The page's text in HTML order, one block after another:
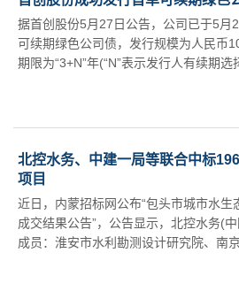
据首创股份5月27日公告，公司已于5月
可续期绿色公司债，发行规模为人民币
期限为“3+N”年(“N”表示发行人有续期选
北控水务、中建一局等联合中标
项目
近日，内蒙招标网公布“包头市城市水生
成交结果公告”，公告显示，北控水务(
成员：淮安市水利勘测设计研究院、南